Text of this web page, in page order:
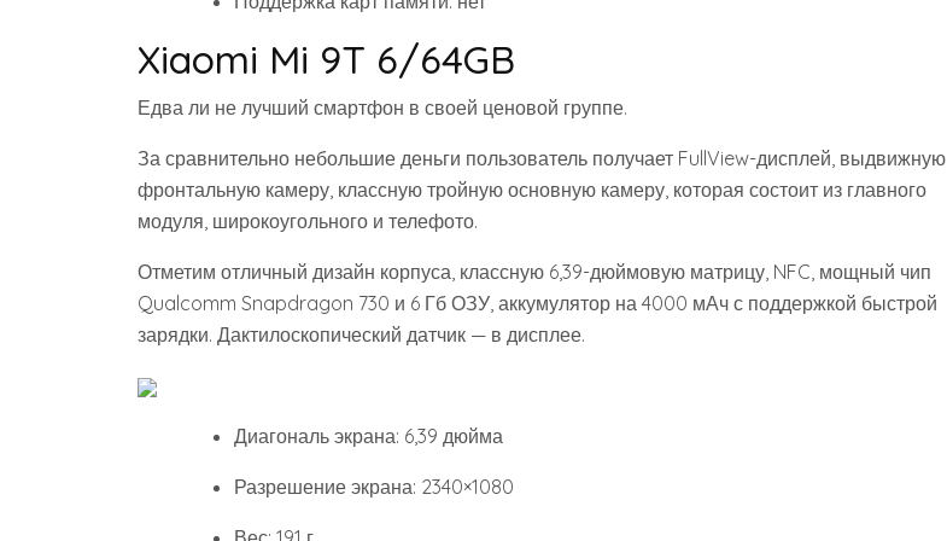
Xiaomi Mi 9T 6/64GB
Едва ли не лучший смартфон в своей ценовой группе.
За сравнительно небольшие деньги пользователь получает FullView-дисплей, выдвижную
фронтальную камеру, классную тройную основную камеру, которая состоит из главного
модуля, широкоугольного и телефото.
Отметим отличный дизайн корпуса, классную 6,39-дюймовую матрицу, NFC, мощный чип
Qualcomm Snapdragon 730 и 6 Гб ОЗУ, аккумулятор на 4000 мАч с поддержкой быстрой
зарядки. Дактилоскопический датчик — в дисплее.
Диагональ экрана: 6,39 дюйма
Разрешение экрана: 2340×1080